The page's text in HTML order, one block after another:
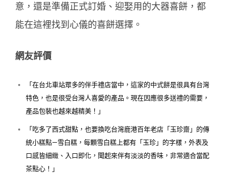
意，還是準備正式訂婚、迎娶用的大器喜餅，都
能在這裡找到心儀的喜餅選擇。
網友評價
「在台北車站眾多的伴手禮店當中，這家的中式餅是很具有台灣
特色，也是很受台灣人喜愛的產品。現在因應很多送禮的需要，
產品包裝也越來越精美！」
「吃多了西式甜點，也要換吃台灣鹿港百年老店「玉珍齋」的傳
統小糕點—雪白糕，每顆雪白糕上都有「玉珍」的字樣，外表及
口感皆細緻、入口即化，聞起來伴有淡淡的香味，非常適合當配
茶點心！」